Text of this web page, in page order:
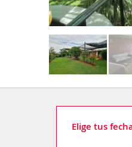
Elige tus